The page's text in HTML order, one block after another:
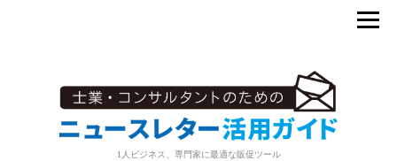
1人ビジネス、専門家に最適な販促ツール